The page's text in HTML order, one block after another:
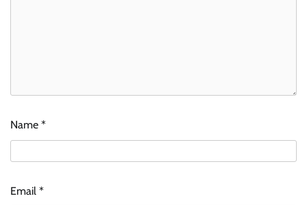
Name *
Email *